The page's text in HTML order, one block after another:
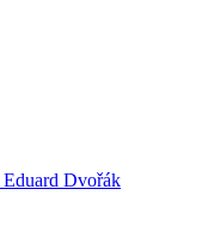
Eduard Dvořák